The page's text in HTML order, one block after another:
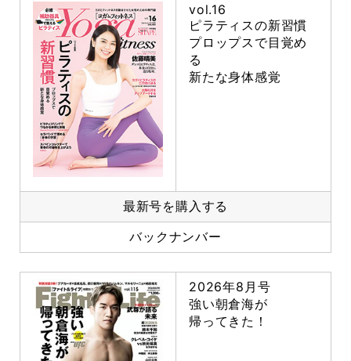
vol.16
ピラティスの新習慣
プロップスで目覚め
る
新たな身体感覚
最新号を購入する
バックナンバー
2026年8月号
強い朝倉海が
帰ってきた！